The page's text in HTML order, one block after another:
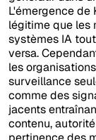
L'émergence
légitime que les
systèmes IA
versa.
les
surveillance
comme des
jacents
contenu,